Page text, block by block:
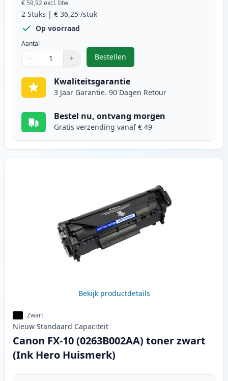
€ 59,92excl. btw
2 Stuks | € 36,25 /stuk
Op voorraad
Aantal
Gebruik de knoppen om aan te passen
− +
1
Bestellen
,2 stuks Canon FX-10
Kwaliteitsgarantie
3 Jaar Garantie. 90 Dagen Retour
Bestel nu, ontvang morgen
Gratis verzending vanaf € 49
Bekijk productdetails
Zwart
Nieuw Standaard Capaciteit
Canon FX-10 (0263B002AA) toner zwart
(Ink Hero Huismerk)